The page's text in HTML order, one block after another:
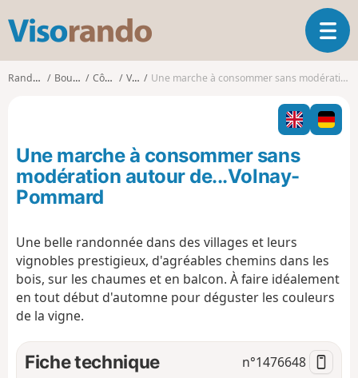
s
o
o
O
u
i
r
l
a
t
o
Randonnées Bourgogne Côte-d'Or Volnay Une marche à consommer sans modération autour de...Volnay-Pommard
Une marche à consommer sans
modération autour de...Volnay-
Pommard
Une belle randonnée dans des villages et leurs
vignobles prestigieux, d'agréables chemins dans les
bois, sur les chaumes et en balcon. À faire idéalement
en tout début d'automne pour déguster les couleurs
de la vigne.
Fiche technique n°1476648